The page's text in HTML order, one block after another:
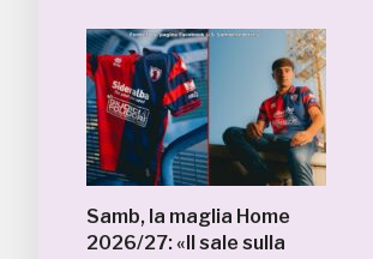
Samb, la maglia Home
2026/27: «Il sale sulla